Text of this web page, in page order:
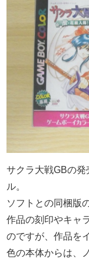
サクラ大戦GBの
ル。
ソフトとの同梱版
作品の刻印やキャ
のですが、作品を
色の本体からは、